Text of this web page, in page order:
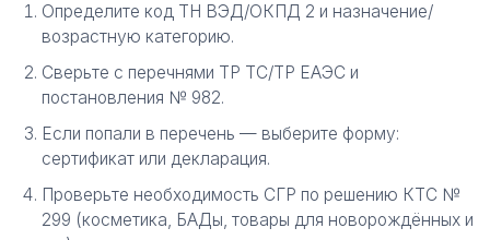
Определите код ТН ВЭД/ОКПД 2 и назначение/
возрастную категорию.
Сверьте с перечнями ТР ТС/ТР ЕАЭС и
постановления № 982.
Если попали в перечень — выберите форму:
сертификат или декларация.
Проверьте необходимость СГР по решению КТС №
299 (косметика, БАДы, товары для новорождённых и